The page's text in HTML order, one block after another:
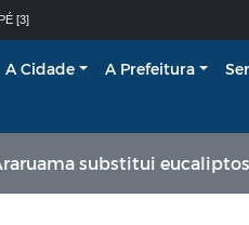
[3]
A Cidade A Prefeitura
substitui eucaliptos por ipês-